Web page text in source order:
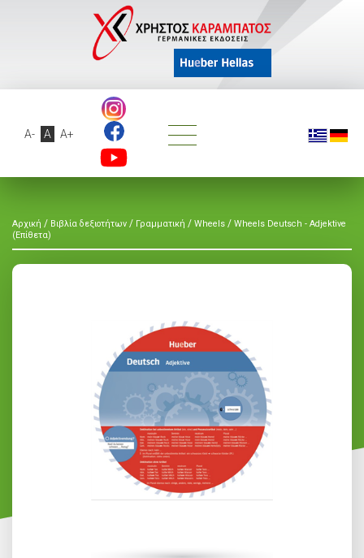
A- A A+
Αρχική / Βιβλία δεξιοτήτων / Γραμματική / Wheels / Wheels Deutsch - Adjektive
(Επίθετα)